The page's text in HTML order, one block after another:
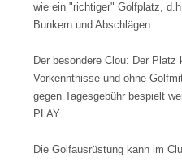
wie ein "richtiger" Golfplatz,
Bunkern und Abschlägen.
Der besondere Clou: Der Platz
Vorkenntnisse und ohne
gegen Tagesgebühr bespielt
PLAY.
Die Golfausrüstung kann im